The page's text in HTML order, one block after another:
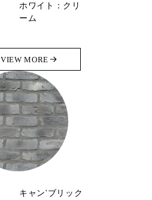
ホワイト：クリ
ーム
VIEW MORE
キャン'ブリック